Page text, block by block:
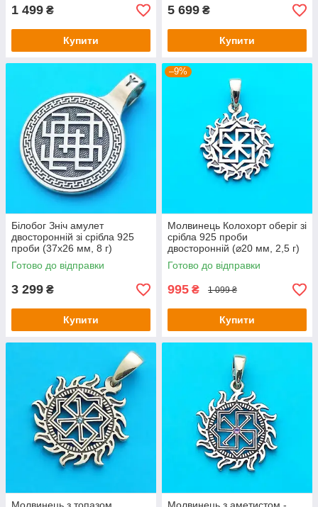
1 499 ₴
Купити
5 699 ₴
Купити
Білобог Зніч амулет
двосторонній зі срібла 925
проби (37х26 мм, 8 г)
Готово до відправки
3 299 ₴
Купити
–9%
Молвинець Колохорт оберіг зі
срібла 925 проби
двосторонній (⌀20 мм, 2,5 г)
Готово до відправки
995 ₴ 1 099 ₴
Купити